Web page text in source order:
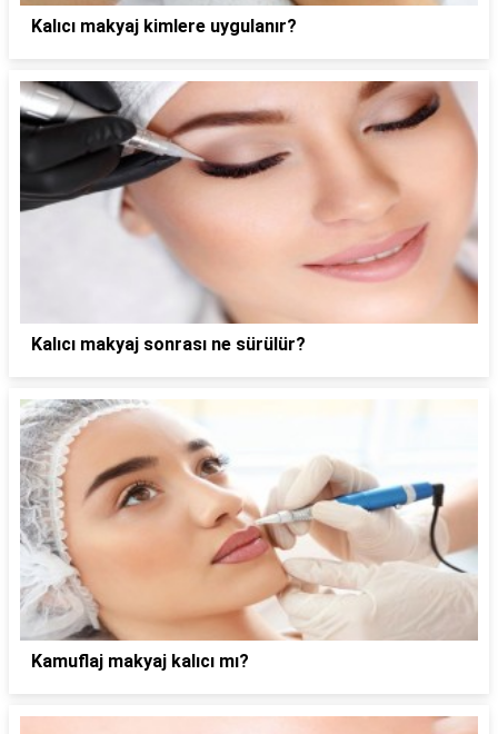
Kalıcı makyaj kimlere uygulanır?
Kalıcı makyaj sonrası ne sürülür?
Kamuflaj makyaj kalıcı mı?